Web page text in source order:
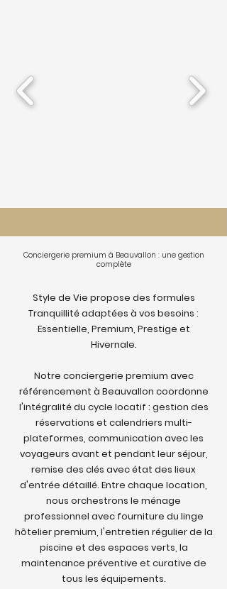
Conciergerie premium à Beauvallon : une gestion
complète
Style de Vie propose des formules
Tranquillité adaptées à vos besoins :
Essentielle, Premium, Prestige et
Hivernale.
Notre conciergerie premium avec
référencement à Beauvallon coordonne
l'intégralité du cycle locatif : gestion des
réservations et calendriers multi-
plateformes, communication avec les
voyageurs avant et pendant leur séjour,
remise des clés avec état des lieux
d'entrée détaillé. Entre chaque location,
nous orchestrons le ménage
professionnel avec fourniture du linge
hôtelier premium, l'entretien régulier de la
piscine et des espaces verts, la
maintenance préventive et curative de
tous les équipements.